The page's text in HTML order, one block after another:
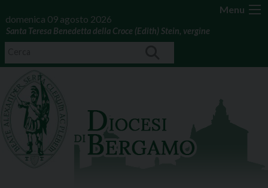
Menu
domenica 09 agosto 2026
Santa Teresa Benedetta della Croce (Edith) Stein, vergine